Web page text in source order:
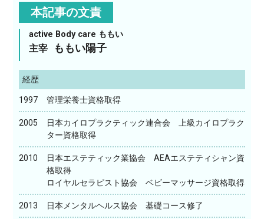
本記事の文責
active Body care ももい
主宰 ももい陽子
経歴
1997 管理栄養士資格取得
2005
日本カイロプラクティック連合会 上級カイロプラク
ター資格取得
2010
日本エステティック業協会 AEAエステティシャン資
格取得
ロイヤルセラピスト協会 ベビーマッサージ資格取得
2013 日本メンタルヘルス協会 基礎コース修了